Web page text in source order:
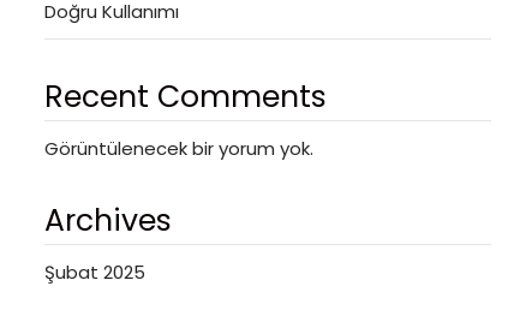
Doğru Kullanımı
Recent Comments
Görüntülenecek bir yorum yok.
Archives
Şubat 2025